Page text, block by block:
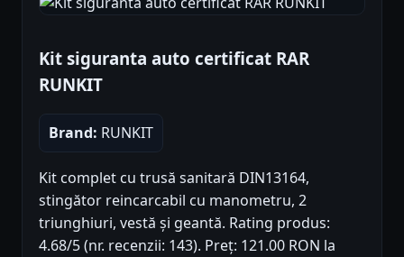
Kit siguranta auto certificat RAR
RUNKIT
Brand: RUNKIT
Kit complet cu trusă sanitară DIN13164,
stingător reincarcabil cu manometru, 2
triunghiuri, vestă și geantă. Rating produs:
4.68/5 (nr. recenzii: 143). Preț: 121.00 RON la